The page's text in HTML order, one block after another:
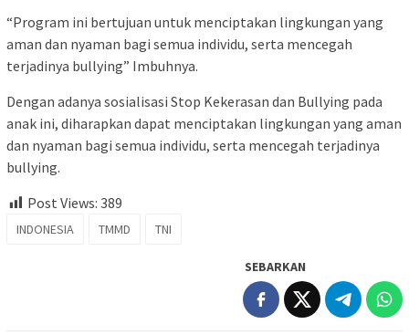
“Program ini bertujuan untuk menciptakan lingkungan yang
aman dan nyaman bagi semua individu, serta mencegah
terjadinya bullying” Imbuhnya.
Dengan adanya sosialisasi Stop Kekerasan dan Bullying pada
anak ini, diharapkan dapat menciptakan lingkungan yang aman
dan nyaman bagi semua individu, serta mencegah terjadinya
bullying.
Post Views: 389
INDONESIA TMMD TNI
SEBARKAN